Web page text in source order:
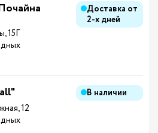
Доставка от
2-х дней
15Г
В наличии
12